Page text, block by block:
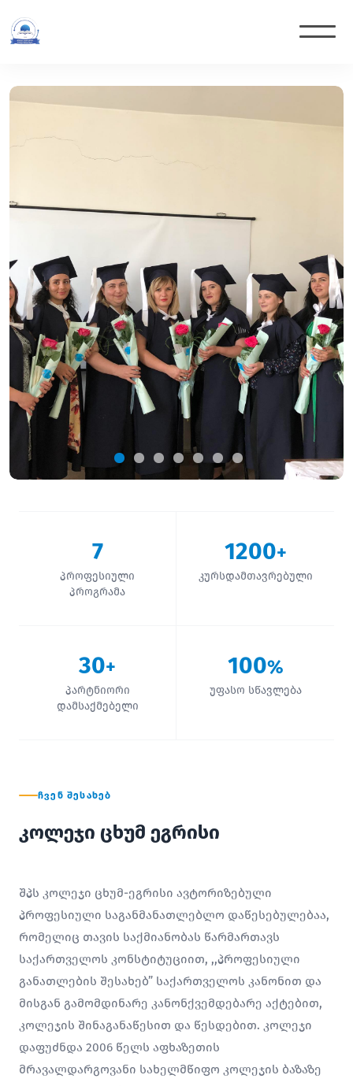
7
პროფესიული
პროგრამა
1200+
კურსდამთავრებული
30+
პარტნიორი
დამსაქმებელი
100%
უფასო სწავლება
ᲩᲕᲔᲜ ᲨᲔᲡᲐᲮᲔᲑ
კოლეჯი ცხუმ ეგრისი
შპს კოლეჯი ცხუმ-ეგრისი ავტორიზებული
პროფესიული საგანმანათლებლო დაწესებულებაა,
რომელიც თავის საქმიანობას წარმართავს
საქართველოს კონსტიტუციით, ,,პროფესიული
განათლების შესახებ” საქართველოს კანონით და
მისგან გამომდინარე კანონქვემდებარე აქტებით,
კოლეჯის შინაგანაწესით და წესდებით. კოლეჯი
დაფუძნდა 2006 წელს აფხაზეთის
მრავალდარგოვანი სახელმწიფო კოლეჯის ბაზაზე